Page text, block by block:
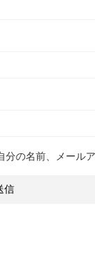
の名前、メール